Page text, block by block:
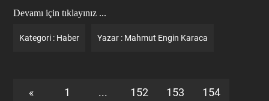
Devamı için tıklayınız ...
Kategori : Haber Yazar : Mahmut Engin Karaca
« 1 ... 152 153 154